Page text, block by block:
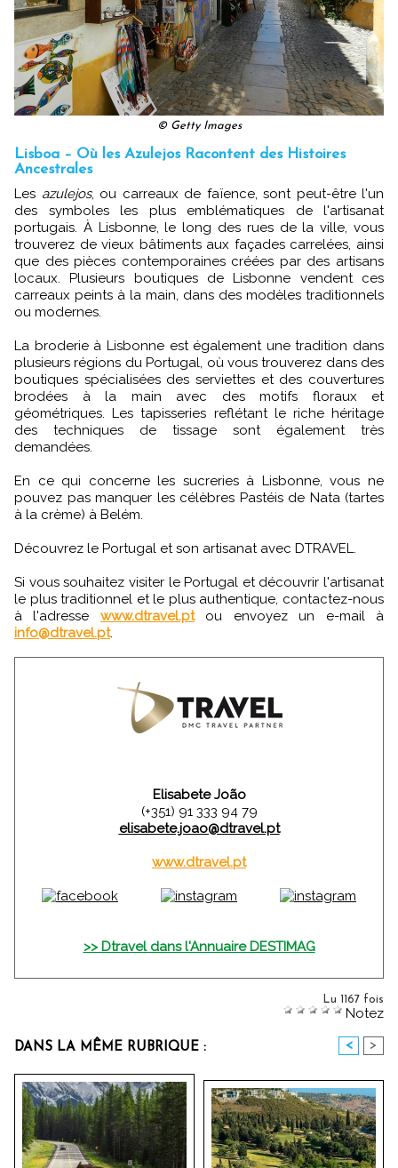
© Getty Images
Lisboa – Où les Azulejos Racontent des Histoires
Ancestrales
Les azulejos, ou carreaux de faïence, sont peut-être l'un
des symboles les plus emblématiques de l'artisanat
portugais. À Lisbonne, le long des rues de la ville, vous
trouverez de vieux bâtiments aux façades carrelées, ainsi
que des pièces contemporaines créées par des artisans
locaux. Plusieurs boutiques de Lisbonne vendent ces
carreaux peints à la main, dans des modèles traditionnels
ou modernes.
La broderie à Lisbonne est également une tradition dans
plusieurs régions du Portugal, où vous trouverez dans des
boutiques spécialisées des serviettes et des couvertures
brodées à la main avec des motifs floraux et
géométriques. Les tapisseries reflétant le riche héritage
des techniques de tissage sont également très
demandées.
En ce qui concerne les sucreries à Lisbonne, vous ne
pouvez pas manquer les célèbres Pastéis de Nata (tartes
à la crème) à Belém.
Découvrez le Portugal et son artisanat avec DTRAVEL.
Si vous souhaitez visiter le Portugal et découvrir l'artisanat
le plus traditionnel et le plus authentique, contactez-nous
à l'adresse www.dtravel.ptou envoyez un e-mail à
info@dtravel.pt.
Elisabete João
(+351) 91 333 94 79
elisabete.joao@dtravel.pt
www.dtravel.pt
>> Dtravel dans l'Annuaire DESTIMAG
Lu 1167 fois
Notez
DANS LA MÊME RUBRIQUE : < >